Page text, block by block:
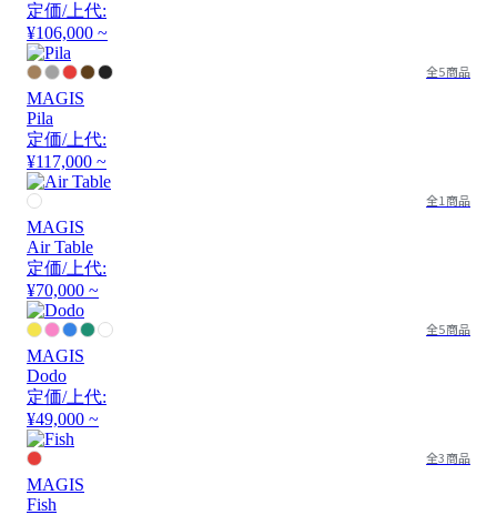
定価/上代:
¥106,000 ~
全5商品
MAGIS
Pila
定価/上代:
¥117,000 ~
全1商品
MAGIS
Air Table
定価/上代:
¥70,000 ~
全5商品
MAGIS
Dodo
定価/上代:
¥49,000 ~
全3商品
MAGIS
Fish